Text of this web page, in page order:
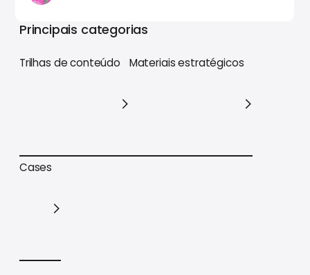
Principais categorias
Trilhas de conteúdo
Trilhas de conteúdo
Materiais estratégicos
Cases